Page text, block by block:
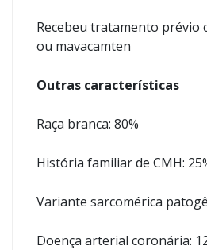
Recebeu tratamento prévio
ou mavacamten
Outras características
Raça branca: 80%
História familiar de CMH:
Variante sarcomérica
Doença arterial coronária: